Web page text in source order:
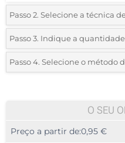
Passo 2. Selecione a técnica
*Selecione o tipo de marcação
Impressão digital a cores
Passo 3. Indique a quantidade
*Quantidade mínima:25
50
Passo 4. Selecione o método
O SEU
Preço a partir de:0,95 €